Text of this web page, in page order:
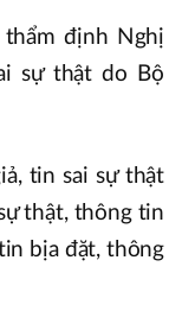
định Nghị
sự thật do Bộ
tin sai sự thật
thật, thông tin
bịa đặt, thông